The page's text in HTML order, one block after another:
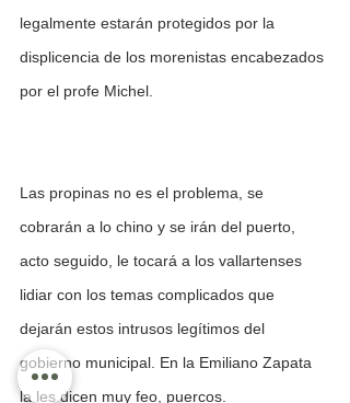
legalmente estarán protegidos por la
displicencia de los morenistas encabezados
por el profe Michel.
Las propinas no es el problema, se
cobrarán a lo chino y se irán del puerto,
acto seguido, le tocará a los vallartenses
lidiar con los temas complicados que
dejarán estos intrusos legítimos del
gobierno municipal. En la Emiliano Zapata
la les dicen muy feo, puercos.